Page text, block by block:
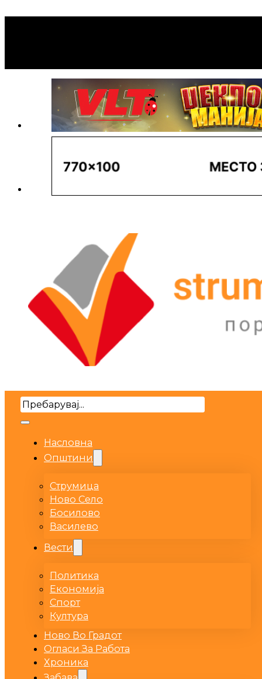
Search
Насловна
Општини
Струмица
Ново Село
Босилово
Василево
Вести
Политика
Економија
Спорт
Култура
Ново Во Градот
Огласи За Работа
Хроника